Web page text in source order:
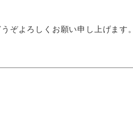
よろしくお願い申し上げます。